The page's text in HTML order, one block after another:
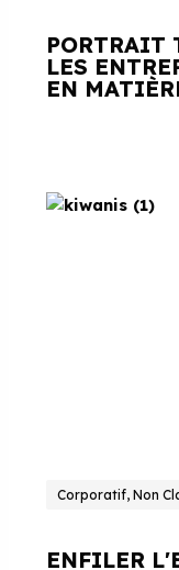
PORTRAIT
LES
EN
Corporatif, Non
ENFILER